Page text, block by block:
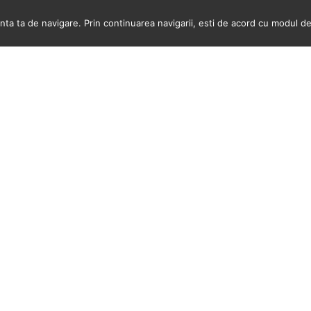
ta de navigare. Prin continuarea navigarii, esti de acord cu modul